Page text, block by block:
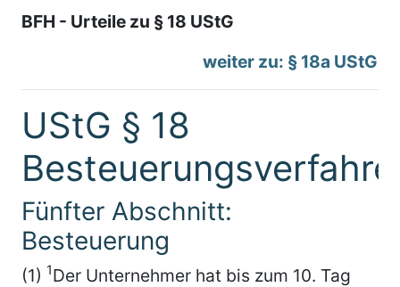
BFH - Urteile zu § 18 UStG
weiter zu: § 18a UStG
UStG § 18
Fünfter Abschnitt:
Besteuerung
(1) 1Der Unternehmer hat bis zum 10. Tag